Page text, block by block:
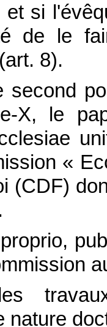
et si
de le
8).
second
X, le
«
(CDF)
nature